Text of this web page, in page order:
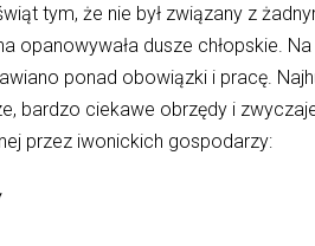
tym, że nie był związany z
opanowywała dusze chłopskie.
ponad obowiązki i pracę.
bardzo ciekawe obrzędy i
przez iwonickich gospodarzy: